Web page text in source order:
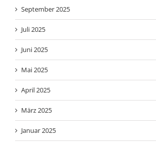
September 2025
Juli 2025
Juni 2025
Mai 2025
April 2025
März 2025
Januar 2025